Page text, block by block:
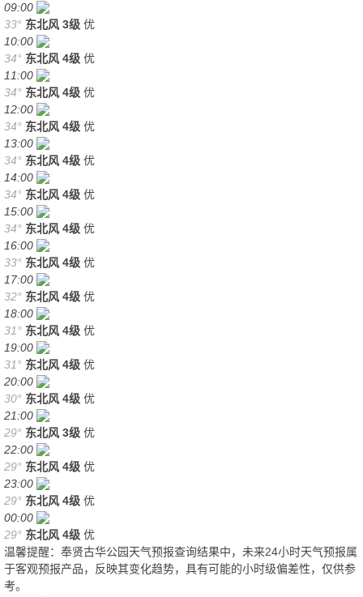
09:00
33° 东北风 3级 优
10:00
34° 东北风 4级 优
11:00
34° 东北风 4级 优
12:00
34° 东北风 4级 优
13:00
34° 东北风 4级 优
14:00
34° 东北风 4级 优
15:00
34° 东北风 4级 优
16:00
33° 东北风 4级 优
17:00
32° 东北风 4级 优
18:00
31° 东北风 4级 优
19:00
31° 东北风 4级 优
20:00
30° 东北风 4级 优
21:00
29° 东北风 3级 优
22:00
29° 东北风 4级 优
23:00
29° 东北风 4级 优
00:00
29° 东北风 4级 优
温馨提醒：奉贤古华公园天气预报查询结果中，未来24小时天气预报属
于客观预报产品，反映其变化趋势，具有可能的小时级偏差性，仅供参
考。